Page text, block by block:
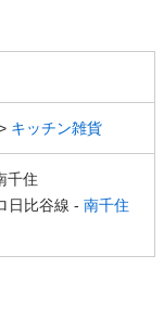
キッチン雑貨
千住
日比谷線 - 南千住